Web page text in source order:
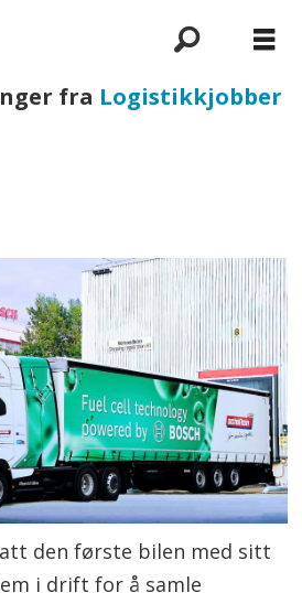
fra Logistikkjobber
den første bilen med sitt
i drift for å samle